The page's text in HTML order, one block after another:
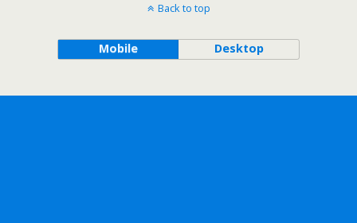
Back to top
Mobile Desktop